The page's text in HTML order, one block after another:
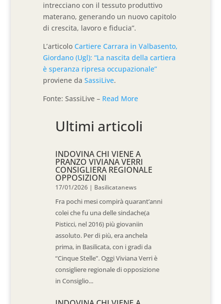
intrecciano con il tessuto produttivo
materano, generando un nuovo capitolo
di crescita, lavoro e fiducia”.
L’articoloCartiere Carrara in Valbasento,
Giordano (Ugl): “La nascita della cartiera
è speranza ripresa occupazionale”
proviene daSassiLive.
Fonte: SassiLive – Read More
Ultimi articoli
INDOVINA CHI VIENE A
PRANZO VIVIANA VERRI
CONSIGLIERA REGIONALE
OPPOSIZIONI
17/01/2026 | Basilicatanews
Fra pochi mesi compirà quarant’anni
colei che fu una delle sindache(a
Pisticci, nel 2016) più giovaniin
assoluto. Per di più, era anchela
prima, in Basilicata, con i gradi da
“Cinque Stelle”. Oggi Viviana Verri è
consigliere regionale di opposizione
in Consiglio...